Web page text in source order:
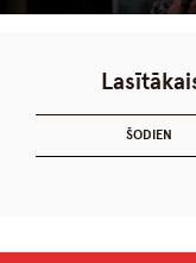
ŠODIEN